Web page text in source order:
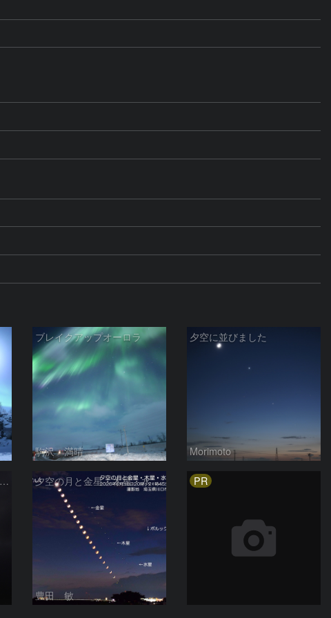
ブレイクアップオーロラ
駒沢 満晴
夕空に並びました
Morimoto
木星 金星 三日月 260618 夕空の月と金星・木星・水星の接近 2026/6/18
豊田 敏
PR